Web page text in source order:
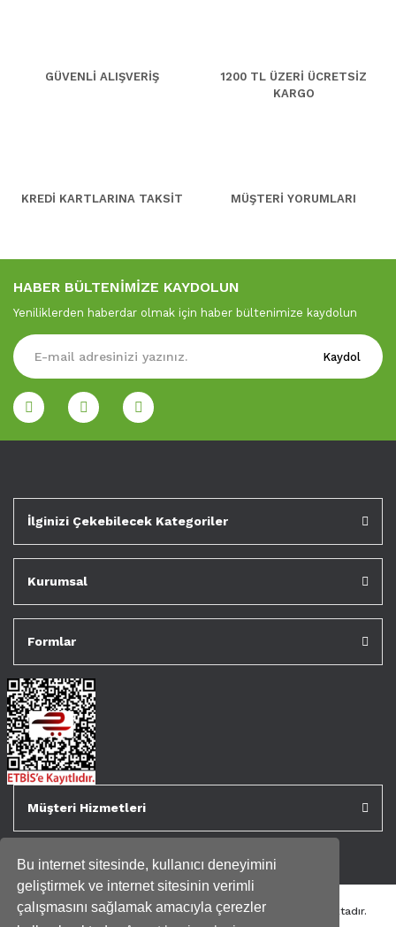
Bu internet sitesinde, kullanıcı deneyimini
geliştirmek ve internet sitesinin verimli
çalışmasını sağlamak amacıyla çerezler
GÜVENLİ ALIŞVERİŞ
1200 TL ÜZERİ ÜCRETSİZ
KARGO
KREDİ KARTLARINA TAKSİT MÜŞTERİ YORUMLARI
HABER BÜLTENİMİZE KAYDOLUN
Yeniliklerden haberdar olmak için haber bültenimize kaydolun
Kaydol
İlginizi Çekebilecek Kategoriler
Kurumsal
Formlar
Müşteri Hizmetleri
Tüm kredi kartı bilgileriniz 256bit SSL Sertifikası ile korunmaktadır.